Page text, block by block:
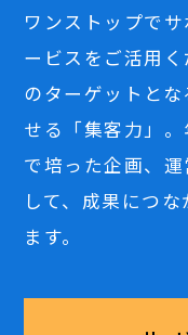
ワンストップで
ービスをご活用
のターゲットと
せる「集客力」
で培った企画、
して、成果につ
ます。